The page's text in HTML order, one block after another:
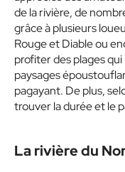
de la rivière, de
grâce à plusieurs
Rouge et Diable ou
profiter des plages
paysages
pagayant. De plus,
trouver la durée et le
La rivière du